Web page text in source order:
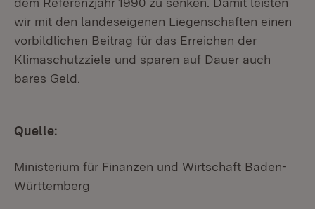
wir mit den landeseigenen Liegenschaften einen
vorbildlichen Beitrag für das Erreichen der
Klimaschutzziele und sparen auf Dauer auch
bares Geld.
Quelle:
Ministerium für Finanzen und Wirtschaft Baden-
Württemberg